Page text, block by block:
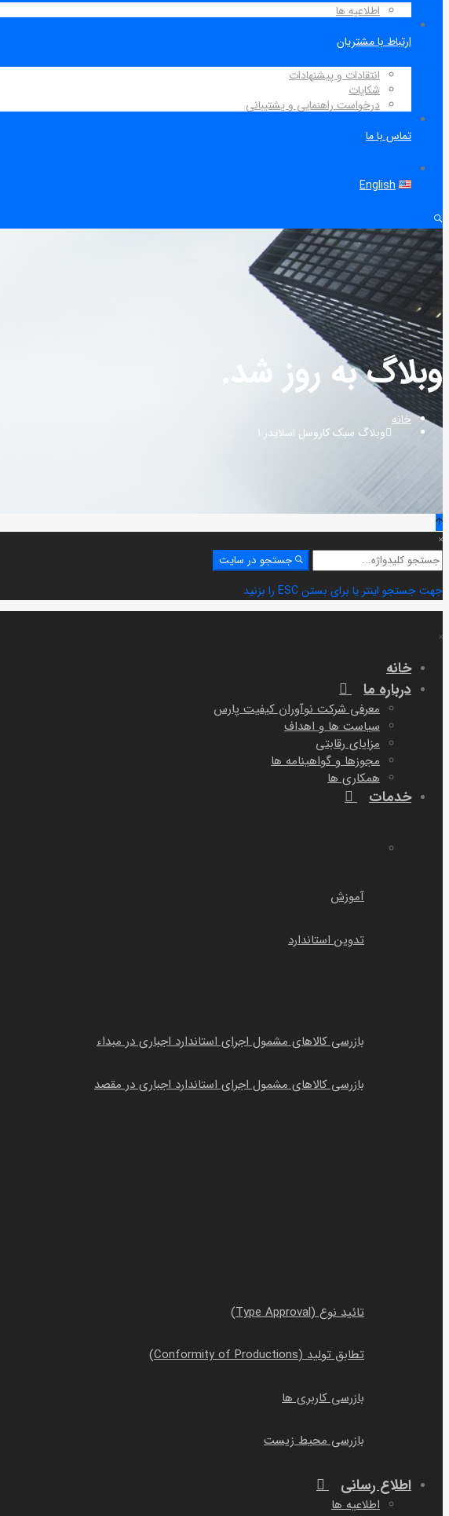
اطلاعیه ها
ارتباط با مشتریان
انتقادات و پیشنهادات
شکایات
درخواست راهنمایی و پشتیبانی
تماس با ما
English
وبلاگ به روز شد.
خانه
وبلاگ سبک کاروسل اسلایدر ۱
جستجو
برای:
جستجو در سایت
جهت جستجو اینتر یا برای بستن ESC را بزنید
خانه
درباره ما
معرفی شرکت نوآوران کیفیت پارس
سیاست ها و اهداف
مزایای رقابتی
مجوزها و گواهینامه ها
همکاری ها
خدمات
آموزش
تدوین استاندارد
بازرسی کالاهای مشمول اجرای استاندارد اجباری در مبداء
بازرسی کالاهای مشمول اجرای استاندارد اجباری در مقصد
تائید نوع (Type Approval)
تطابق تولید (Conformity of Productions)
بازرسی کاربری ها
بازرسی محیط زیست
اطلاع رسانی
اطلاعیه ها